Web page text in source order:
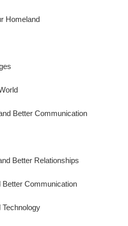
Homeland
Better Communication
Better Relationships
Better Communication